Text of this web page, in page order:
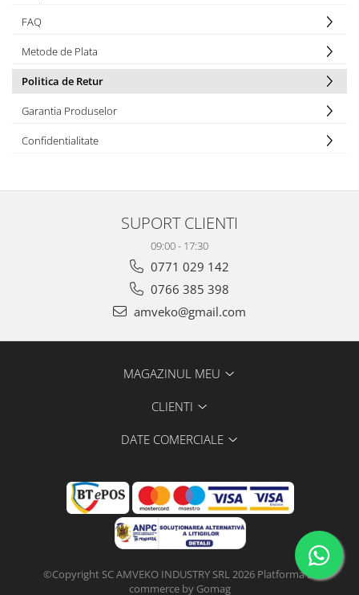
FAQ
Metode de Plata
Politica de Retur
Garantia Produselor
Confidentialitate
SUPORT CLIENTI
09:00 - 17:30
0771 029 142
0766 385 398
amveko@gmail.com
MAGAZINUL MEU
CLIENTI
DATE COMERCIALE
©Copyright SC AMVEKO INDUSTRY SRL 2026 Platforma E-
commerce by Gomag